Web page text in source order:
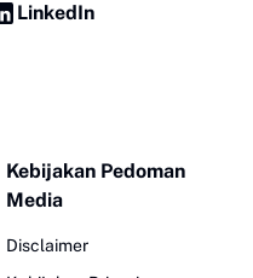
LinkedIn
Kebijakan Pedoman
Media
Disclaimer